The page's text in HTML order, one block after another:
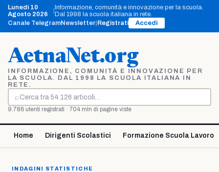
Vai
contenuto
Lunedì 10
Agosto 2026
Informazione, comunità e innovazione per la scuola.
Dal 1998 la scuola italiana in rete.
Canale TelegramNewsletter Registrati Accedi
AetnaNet.org
INFORMAZIONE, COMUNITÀ E INNOVAZIONE PER
LA SCUOLA. DAL 1998 LA SCUOLA ITALIANA IN
RETE.
⌕
Cerca
9.786 utenti registrati · 704 mln di pagine viste
Home Dirigenti Scolastici Formazione Scuola Lavoro
INDAGINI STATISTICHE